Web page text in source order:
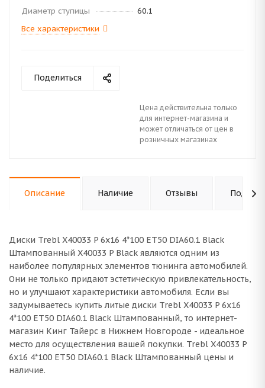
Диаметр ступицы
60.1
Все характеристики
Поделиться
Цена действительна только
для интернет-магазина и
может отличаться от цен в
розничных магазинах
Описание Наличие Отзывы
Диски Trebl X40033 P 6x16 4*100 ET50 DIA60.1 Black
Штампованный X40033 P Black являются одним из
наиболее популярных элементов тюнинга автомобилей.
Они не только придают эстетическую привлекательность,
но и улучшают характеристики автомобиля. Если вы
задумываетесь купить литые диски Trebl X40033 P 6x16
4*100 ET50 DIA60.1 Black Штампованный, то интернет-
магазин Кинг Тайерс в Нижнем Новгороде - идеальное
место для осуществления вашей покупки. Trebl X40033 P
6x16 4*100 ET50 DIA60.1 Black Штампованный цены и
наличие.